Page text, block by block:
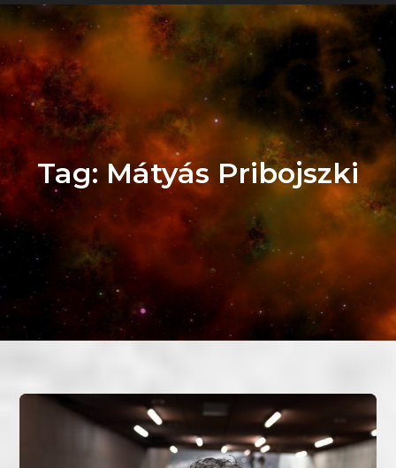
Tag:Mátyás Pribojszki